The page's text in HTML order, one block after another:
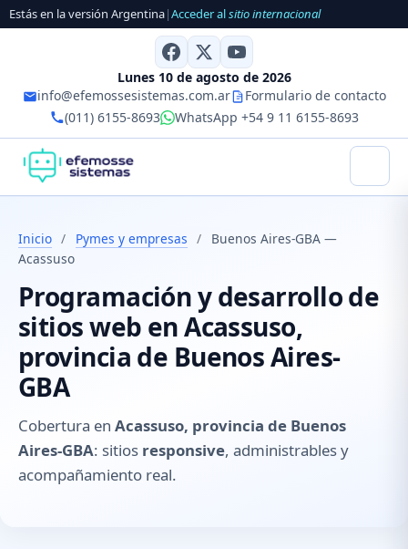
Estás en la versión Argentina|Acceder alsitio internacional
Lunes 10 de agosto de 2026
info@efemossesistemas.com.ar
Formulario de contacto
(011) 6155-8693
WhatsApp +54 9 11 6155-8693
Inicio / Pymes y empresas /
Buenos Aires-GBA —
Acassuso
Programación y desarrollo de
sitios web en Acassuso,
provincia de Buenos Aires-
GBA
Cobertura en Acassuso, provincia de Buenos
Aires-GBA: sitios responsive, administrables y
acompañamiento real.